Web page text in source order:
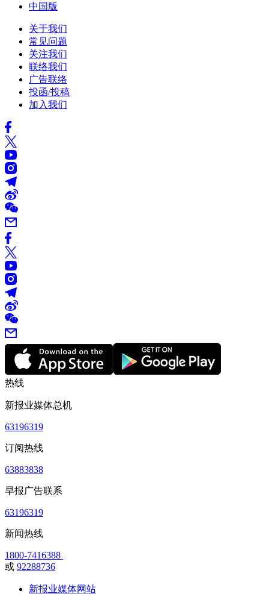
中国版
关于我们
常见问题
关注我们
联络我们
广告联络
投函/投稿
加入我们
热线
新报业媒体总机
63196319
订阅热线
63883838
早报广告联系
63196319
新闻热线
1800-7416388
或 92288736
新报业媒体网站